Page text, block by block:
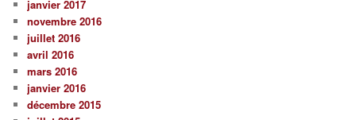
janvier 2017
novembre 2016
juillet 2016
avril 2016
mars 2016
janvier 2016
décembre 2015